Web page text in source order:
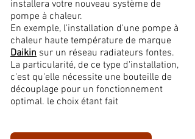
installera votre nouveau système de
pompe à chaleur.
En exemple, l'installation d'une pompe à
chaleur haute température de marque
Daikin sur un réseau radiateurs fontes.
La particularité, de ce type d'installation,
c'est qu'elle nécessite une bouteille de
découplage pour un fonctionnement
optimal. le choix étant fait